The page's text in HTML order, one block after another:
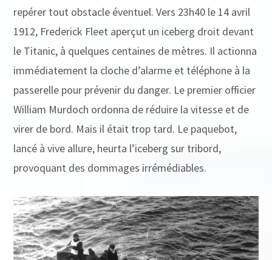
repérer tout obstacle éventuel. Vers 23h40 le 14 avril
1912, Frederick Fleet aperçut un iceberg droit devant
le Titanic, à quelques centaines de mètres. Il actionna
immédiatement la cloche d’alarme et téléphone à la
passerelle pour prévenir du danger. Le premier officier
William Murdoch ordonna de réduire la vitesse et de
virer de bord. Mais il était trop tard. Le paquebot,
lancé à vive allure, heurta l’iceberg sur tribord,
provoquant des dommages irrémédiables.